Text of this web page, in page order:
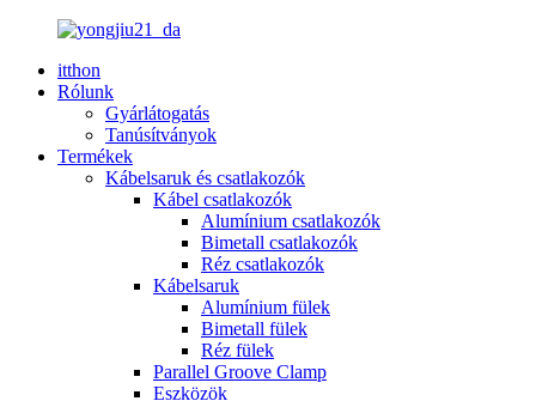
itthon
Rólunk
Gyárlátogatás
Tanúsítványok
Termékek
Kábelsaruk és csatlakozók
Kábel csatlakozók
Alumínium csatlakozók
Bimetall csatlakozók
Réz csatlakozók
Kábelsaruk
Alumínium fülek
Bimetall fülek
Réz fülek
Parallel Groove Clamp
Eszközök